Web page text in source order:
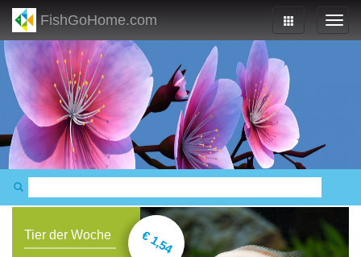
FishGoHome.com
Tier der Woche € 1,54